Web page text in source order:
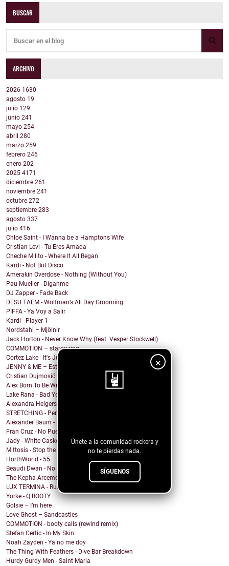
×
Únete a la comunidad rockera y
no te pierdas nada.
SÍGUENOS
BUSCAR
ARCHIVO
2026 1630
agosto 19
julio 129
junio 241
mayo 254
abril 280
marzo 259
febrero 246
enero 202
2025 4171
diciembre 261
noviembre 241
octubre 272
septiembre 283
agosto 337
julio 416
Chloe Saint - I Wanna be a Hamptons Wife
Cristian Levi - Tu Eres Amada
Cheche Milito - Where It All Began
Kardi - Not But Disco
Amerakin Overdose - Nothing (Without You)
Pau Mueller - Díganme
DJ Zapper - Fade Back
DESU TAEM - Wolfman’s All Day Grooming
PIFFA - Ya Voy a Salir
Kardi - Player 1
Nordstahl – Mjölnir
Jack Horton - Never Know Why (feat. Vesper Stockwell)
COMMOTION – stargazing
Cortez Lake - It's Just Me
JENNY & ME – Estate
Cristian Dujmović – Fin de un mundo
Alex Born To Be Wild - Nice Girls
Lake Rana - Bad Year
Alexandra Helgerson - We're Never Going Out
STRETCHING - Pencil Me In
Alexander Baum - Träume
Fran Cruz - No Puedo
Jady - White Casket
Mittosis - Stop the questions
HorthWorld - 55
Beaudi Dwan - No Sense To Me
The Kepha Arcemont Experiment - Southern Boy
LUX TERMINA - Run Rabbit Run
Yorke - Q BOOTY
Golsie – I’m here
Love Ghost – Sandcastles
COMMOTION - booty calls (rewind remix)
Stefan Certic - In My Skin
Noah Zayden - Ya no me doy
The Thing With Feathers - Dive Bar Breakdown
Hurdy Gurdy Men - Saint Maria